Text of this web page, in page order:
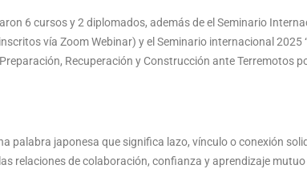
6 cursos y 2 diplomados, además de el Seminario
vía Zoom Webinar) y el Seminario internacional 2025
Recuperación y Construcción ante Terremotos
palabra japonesa que significa lazo, vínculo o conexión
relaciones de colaboración, confianza y aprendizaje